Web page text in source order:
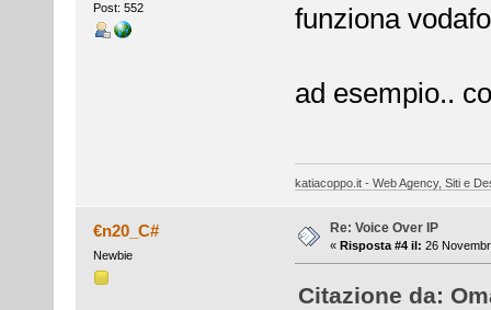
Post: 552
funziona
ad esempio..
katiacoppo.it - Web Agency, Siti e
€n20_C#
Newbie
Re: Voice Over IP
« Risposta #4 il: 26
Citazione da: